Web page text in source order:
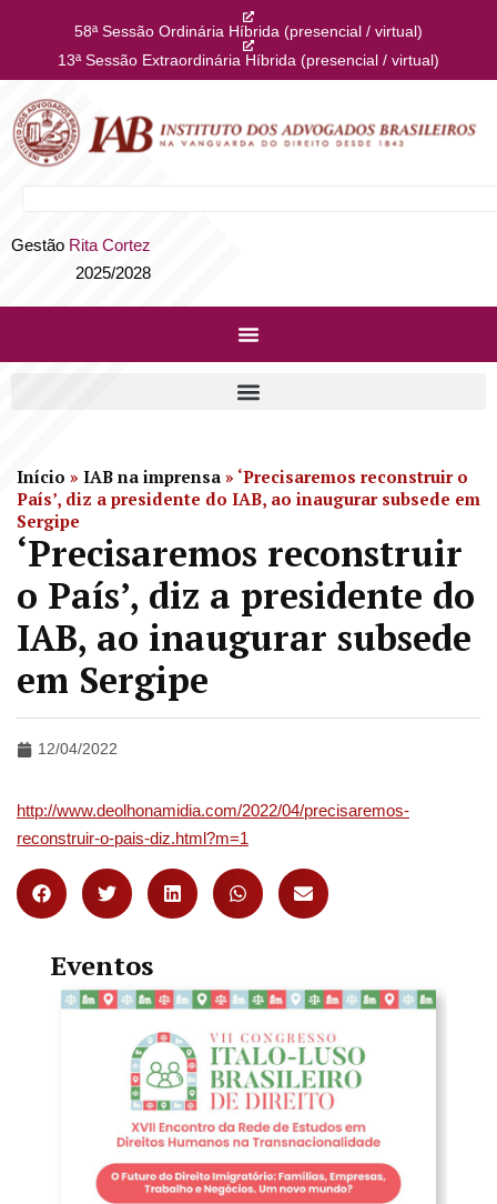
58ª Sessão Ordinária Híbrida (presencial / virtual)
13ª Sessão Extraordinária Híbrida (presencial / virtual)
Gestão Rita Cortez
2025/2028
Início » IAB na imprensa » ‘Precisaremos reconstruir o
País’, diz a presidente do IAB, ao inaugurar subsede em
Sergipe
‘Precisaremos reconstruir
o País’, diz a presidente do
IAB, ao inaugurar subsede
em Sergipe
12/04/2022
http://www.deolhonamidia.com/2022/04/precisaremos-
reconstruir-o-pais-diz.html?m=1
Eventos